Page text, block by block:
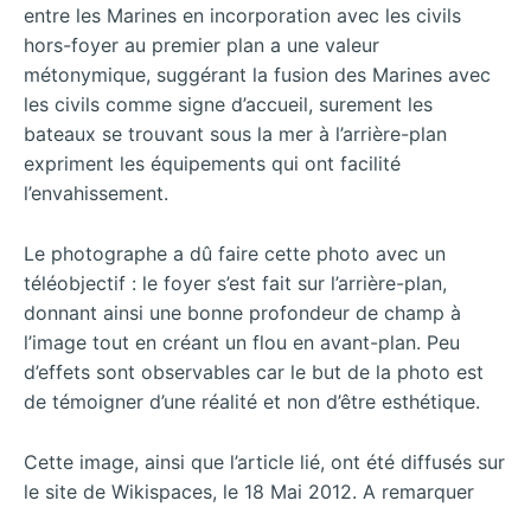
entre les Marines en incorporation avec les civils
hors-foyer au premier plan a une valeur
métonymique, suggérant la fusion des Marines avec
les civils comme signe d’accueil, surement les
bateaux se trouvant sous la mer à l’arrière-plan
expriment les équipements qui ont facilité
l’envahissement.
Le photographe a dû faire cette photo avec un
téléobjectif : le foyer s’est fait sur l’arrière-plan,
donnant ainsi une bonne profondeur de champ à
l’image tout en créant un flou en avant-plan. Peu
d’effets sont observables car le but de la photo est
de témoigner d’une réalité et non d’être esthétique.
Cette image, ainsi que l’article lié, ont été diffusés sur
le site de Wikispaces, le 18 Mai 2012. A remarquer